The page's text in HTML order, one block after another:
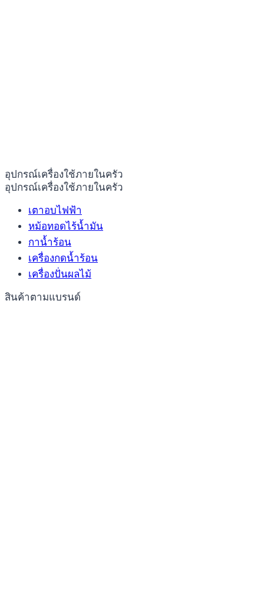
อุปกรณ์เครื่องใช้ภายในครัว
อุปกรณ์เครื่องใช้ภายในครัว
เตาอบไฟฟ้า
หม้อทอดไร้น้ำมัน
กาน้ำร้อน
เครื่องกดน้ำร้อน
เครื่องปั่นผลไม้
สินค้าตามแบรนด์